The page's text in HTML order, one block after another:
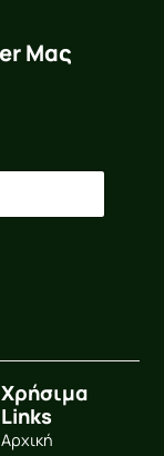
Μας
Χρήσιμα
Links
Αρχική